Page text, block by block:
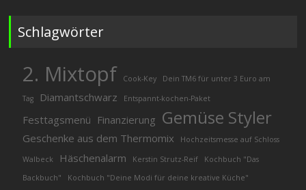
Schlagwörter
2. Mixtopf Cook-Key Dein TM6 für unter 3 Euro am
Tag Diamantschwarz Entspannt-kochen-Paket
Festtagsmenü Finanzierung Gemüse Styler
Geschenke aus dem Thermomix Hochzeitsmesse auf Schloss
Walbeck Häschenalarm Kerstin Strutz-Reif
Kochbuch "Das
Backbuch"
Kochbuch "Deine Modi für deine kreative Küche"